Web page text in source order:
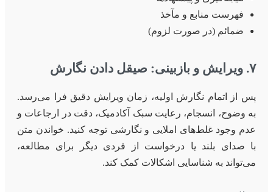
فهرست منابع و مآخذ
ضمائم (در صورت لزوم)
۷. ویرایش و بازبینی: صیقل دادن نگارش
پس از اتمام نگارش اولیه، زمان ویرایش دقیق فرا می‌رسد.
به وضوح، انسجام، رعایت سبک آکادمیک، دقت در ارجاعات و
عدم وجود غلط‌های املایی و نگارشی توجه کنید. خواندن متن
با صدای بلند یا درخواست از فردی دیگر برای مطالعه،
می‌تواند به شناسایی اشکالات کمک کند.